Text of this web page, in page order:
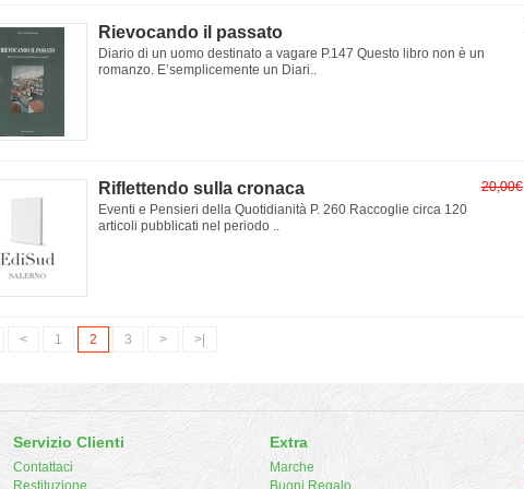
Rievocando il passato
Diario di un uomo destinato a vagare P.147 Questo libro non è un
romanzo. E’semplicemente un Diari..
20,00€
Riflettendo sulla cronaca
Eventi e Pensieri della Quotidianità P. 260 Raccoglie circa 120
articoli pubblicati nel periodo ..
< 1 2 3 > >|
Servizio Clienti
Contattaci
Restituzione
Extra
Marche
Buoni Regalo